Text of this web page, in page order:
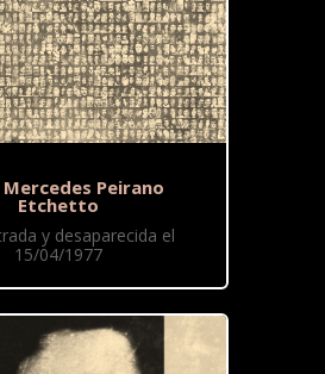
Peirano
Etchetto
y desaparecida el
15/04/1977